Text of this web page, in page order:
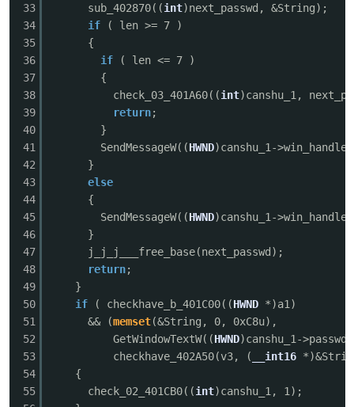
33
34
35
36
37
38
39
40
41
42
43
44
45
46
47
48
49
50
51
52
53
54
55
sub_402870((int)next_passwd, &String);
if
( len >= 7 )
{
if
( len <= 7 )
{
check_03_401A60((int)canshu_1,
return;
}
SendMessageW((HWND)canshu_1-
}
else
{
SendMessageW((HWND)canshu_1-
}
j_j_j___free_base(next_passwd);
return;
}
if
( checkhave_b_401C00((HWND *)a1)
&& (memset(&String, 0, 0xC8u),
GetWindowTextW((HWND)canshu_1-
checkhave_402A50(v3, (
__int16
{
check_02_401CB0((int)canshu_1, 1);